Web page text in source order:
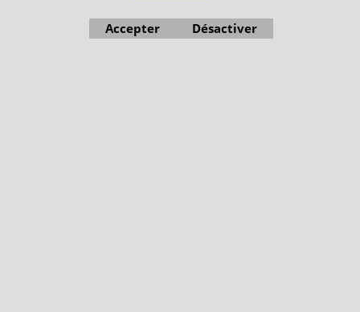
Accepter Désactiver